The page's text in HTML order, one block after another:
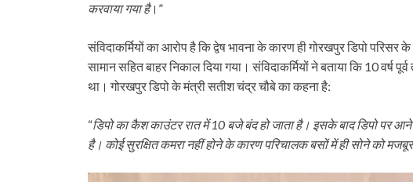
करवाया गया है।”
संविदाकर्मियों का आरोप है कि द्वेष भावना के कारण ही गोरखपुर डिपो
सामान सहित बाहर निकाल दिया गया। संविदाकर्मियों ने बताया कि 10 वर्ष
था। गोरखपुर डिपो के मंत्री सतीश चंद्र चौबे का कहना है:
“डिपो का कैश काउंटर रात में 10 बजे बंद हो जाता है। इसके बाद डिपो पर
है। कोई सुरक्षित कमरा नहीं होने के कारण परिचालक बसों में ही सोने को